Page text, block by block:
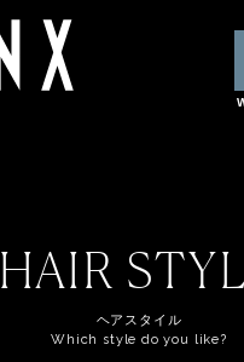
HAIR
ヘアスタイル
Which style do you like?